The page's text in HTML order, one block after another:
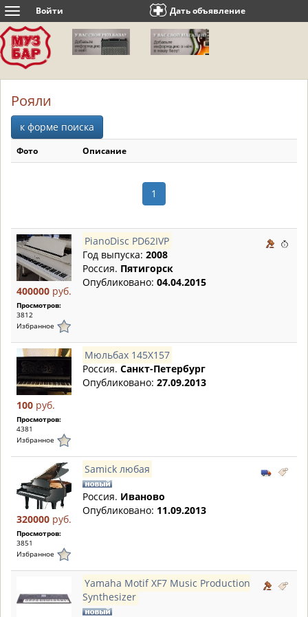
Toggle
navigation
Войти Дать объявление
Рояли
к форме поиска
Фото Описание
1
400000 руб.
Просмотров:
3812
Избранное
PianoDisc PD62IVP
Год выпуска: 2008
Россия. Пятигорск
Опубликовано: 04.04.2015
100 руб.
Просмотров:
4381
Избранное
Мюльбах 145Х157
Россия. Санкт-Петербург
Опубликовано: 27.09.2013
320000 руб.
Просмотров:
3851
Избранное
Samick любая
Россия. Иваново
Опубликовано: 11.09.2013
Yamaha Motif XF7 Music Production
Synthesizer